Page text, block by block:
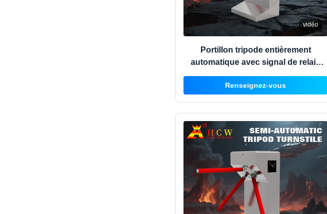
vidéo
Portillon tripode entièrement
automatique avec signal de relais
HCW 220V Gestion intelligente
Renseignez-vous